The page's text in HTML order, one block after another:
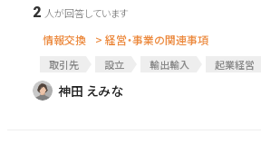
2
情報交換 > 経営・事業の関連事項
取引先 設立 輸出輸入 起業経営
神田 えみな